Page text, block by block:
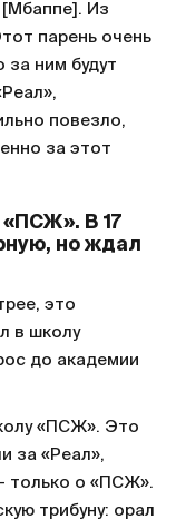
[Мбаппе]. Из
парень очень
за ним будут
повезло,
за этот
В 17
но ждал
это
в школу
до академии
«ПСЖ». Это
за «Реал»,
только о «ПСЖ».
трибуну: орал